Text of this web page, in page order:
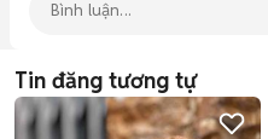
Tin đăng tương tự